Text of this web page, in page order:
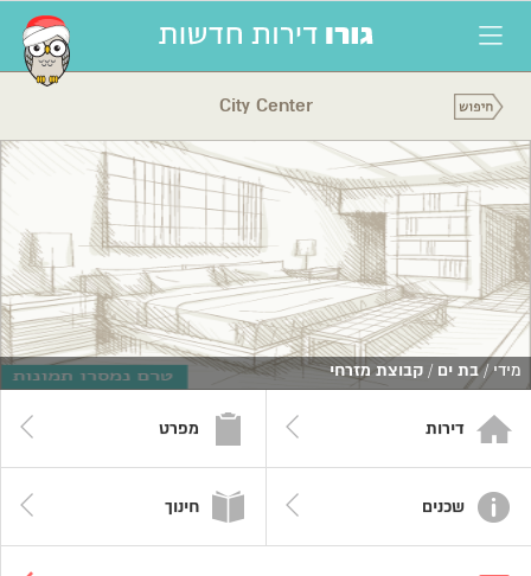
City Center
מידי /בת ים / קבוצת מזרחי
דירות מפרט
שכנים חינוך